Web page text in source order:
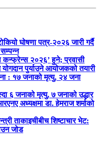
घोषणा पत्र-२०२६ जारी गर्दै
कन्फ्रेन्स २०२६’ हुने; प्रवासी
पुर्याउने आयोजकको तयारी
: १७ जनाको मृत्यु, २४ जना
६ जनाको मृत्यु, ७ जनाको उद्धार
अध्यक्षमा डा. हेमराज शर्माको
ताकाइचीबीच शिष्टाचार भेट:
जोड